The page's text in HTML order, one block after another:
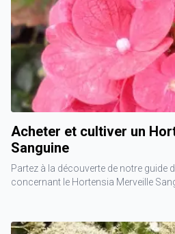
Acheter et cultiver un
Sanguine
Partez à la découverte de notre guide
concernant le Hortensia Merveille